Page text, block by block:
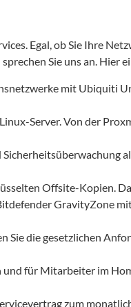
Egal, ob Sie Ihre
Sie uns an. Hier
mit Ubiquiti
Server. Von der
Offsite-Kopien.
GravityZone
die gesetzlichen
für Mitarbeiter im
zum